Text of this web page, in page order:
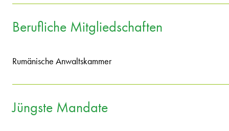
Berufliche Mitgliedschaften
Rumänische Anwaltskammer
Jüngste Mandate